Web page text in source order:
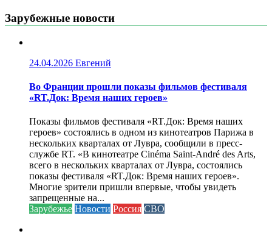
Зарубежные новости
24.04.2026 Евгений
Во Франции прошли показы фильмов фестиваля
«RT.Док: Время наших героев»
Показы фильмов фестиваля «RT.Док: Время наших
героев» состоялись в одном из кинотеатров Парижа в
нескольких кварталах от Лувра, сообщили в пресс-
службе RT. «В кинотеатре Cinéma Saint-André des Arts,
всего в нескольких кварталах от Лувра, состоялись
показы фестиваля «RT.Док: Время наших героев».
Многие зрители пришли впервые, чтобы увидеть
запрещенные на...
Зарубежье Новости Россия СВО